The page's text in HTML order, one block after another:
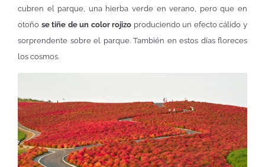
cubren el parque, una hierba verde en verano, pero que en
otoño se tiñe de un color rojizo produciendo un efecto cálido y
sorprendente sobre el parque. También en estos días floreces
los cosmos.